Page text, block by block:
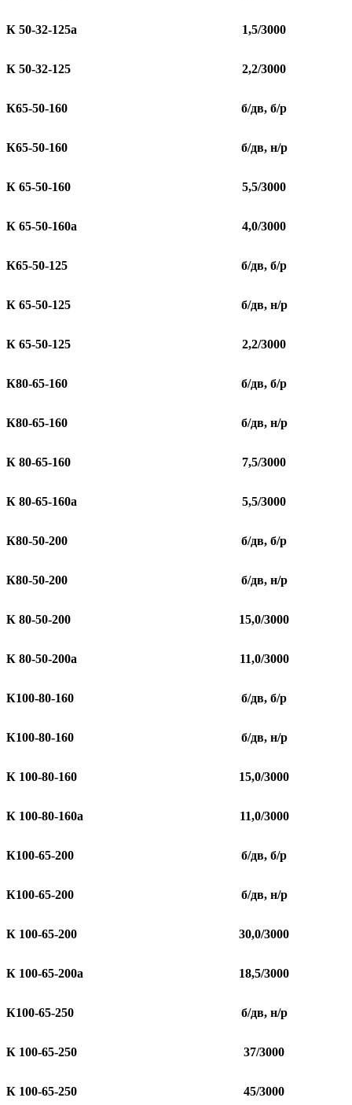
К 50-32-125а 1,5/3000
К 50-32-125 2,2/3000
К65-50-160 б/дв, б/р
К65-50-160 б/дв, н/р
К 65-50-160 5,5/3000
К 65-50-160а 4,0/3000
К65-50-125 б/дв, б/р
К 65-50-125 б/дв, н/р
К 65-50-125 2,2/3000
К80-65-160 б/дв, б/р
К80-65-160 б/дв, н/р
К 80-65-160 7,5/3000
К 80-65-160а 5,5/3000
К80-50-200 б/дв, б/р
К80-50-200 б/дв, н/р
К 80-50-200 15,0/3000
К 80-50-200а 11,0/3000
К100-80-160 б/дв, б/р
К100-80-160 б/дв, н/р
К 100-80-160 15,0/3000
К 100-80-160а 11,0/3000
К100-65-200 б/дв, б/р
К100-65-200 б/дв, н/р
К 100-65-200 30,0/3000
К 100-65-200а 18,5/3000
К100-65-250 б/дв, н/р
К 100-65-250 37/3000
К 100-65-250 45/3000